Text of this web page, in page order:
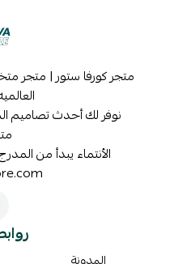
متجر كورفا ستور | متجر
نوفر لك أحدث تصاميم
الأنتماء يبدأ من